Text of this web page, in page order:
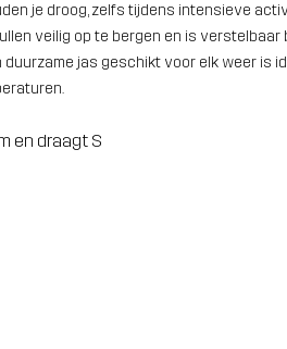
je droog, zelfs tijdens intensieve
veilig op te bergen en is
duurzame jas geschikt voor elk weer
en draagt S